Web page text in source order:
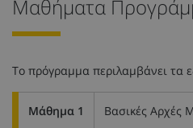
Μαθήματα
Το πρόγραμμα περιλαμβάνει τα
Μάθημα 1 Βασικές Αρχές